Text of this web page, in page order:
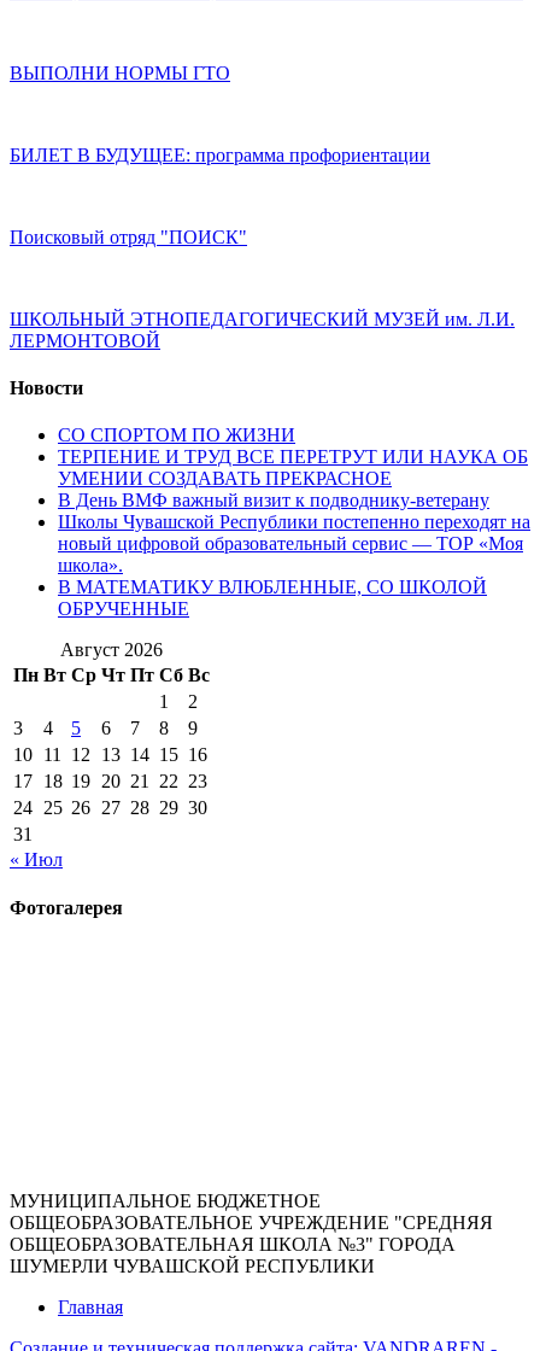
ВЫПОЛНИ НОРМЫ ГТО
БИЛЕТ В БУДУЩЕЕ: программа профориентации
Поисковый отряд "ПОИСК"
ШКОЛЬНЫЙ ЭТНОПЕДАГОГИЧЕСКИЙ МУЗЕЙ им. Л.И.
ЛЕРМОНТОВОЙ
Новости
СО СПОРТОМ ПО ЖИЗНИ
ТЕРПЕНИЕ И ТРУД ВСЕ ПЕРЕТРУТ ИЛИ НАУКА ОБ
УМЕНИИ СОЗДАВАТЬ ПРЕКРАСНОЕ
В День ВМФ важный визит к подводнику-ветерану
Школы Чувашской Республики постепенно переходят на
новый цифровой образовательный сервис — ТОР «Моя
школа».
В МАТЕМАТИКУ ВЛЮБЛЕННЫЕ, СО ШКОЛОЙ
ОБРУЧЕННЫЕ
Август 2026
Пн Вт Ср Чт Пт Сб Вс
1
2
3
4 5 6 7 8
9
10 11 12 13 14 15 16
17 18 19 20 21 22 23
24 25 26 27 28 29 30
31
« Июл
Фотогалерея
МУНИЦИПАЛЬНОЕ БЮДЖЕТНОЕ
ОБЩЕОБРАЗОВАТЕЛЬНОЕ УЧРЕЖДЕНИЕ "СРЕДНЯЯ
ОБЩЕОБРАЗОВАТЕЛЬНАЯ ШКОЛА №3" ГОРОДА
ШУМЕРЛИ ЧУВАШСКОЙ РЕСПУБЛИКИ
Главная